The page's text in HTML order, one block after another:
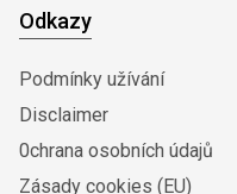
Odkazy
Podmínky užívání
Disclaimer
0chrana osobních údajů
Zásady cookies (EU)